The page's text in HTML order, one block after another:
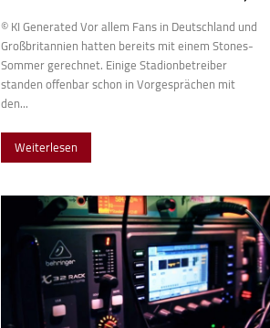
© KI Generated Vor allem Fans in Deutschland und
Großbritannien hatten bereits mit einem Stones-
Sommer gerechnet. Einige Stadionbetreiber
standen offenbar schon in Vorgesprächen mit
den...
Weiterlesen